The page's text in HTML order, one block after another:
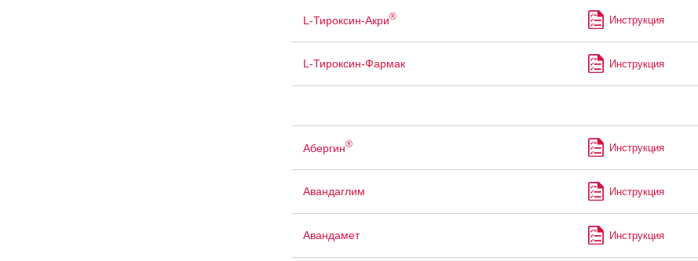
L-Тироксин-Акри® Инструкция
L-Тироксин-Фармак Инструкция
Абергин® Инструкция
Авандаглим Инструкция
Авандамет Инструкция